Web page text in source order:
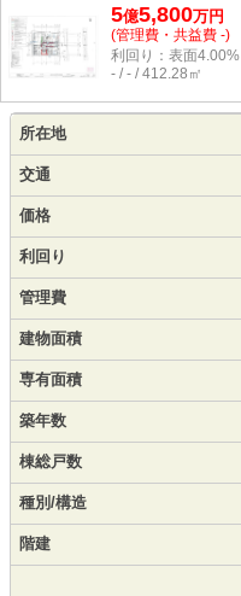
5億5,800万円
(管理費・共益費 -)
利回り：表面4.00%
- / - / 412.28㎡
所在地
交通
価格
利回り
管理費
建物面積
専有面積
築年数
棟総戸数
種別/構造
階建